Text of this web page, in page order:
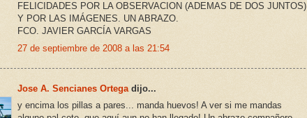
FELICIDADES POR LA OBSERVACION (ADEMAS DE DOS JUNTOS)
Y POR LAS IMÁGENES. UN ABRAZO.
FCO. JAVIER GARCÍA VARGAS
27 de septiembre de 2008 a las 21:54
Jose A. Sencianes Ortega dijo...
y encima los pillas a pares... manda huevos! A ver si me mandas